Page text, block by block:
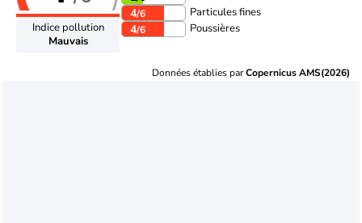
Indice pollution
Mauvais
4/6 Particules fines
4/6 Poussières
Données établies parCopernicus AMS(2026)